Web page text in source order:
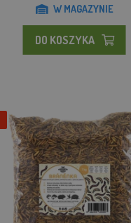
W MAGAZYNIE
DO KOSZYKA